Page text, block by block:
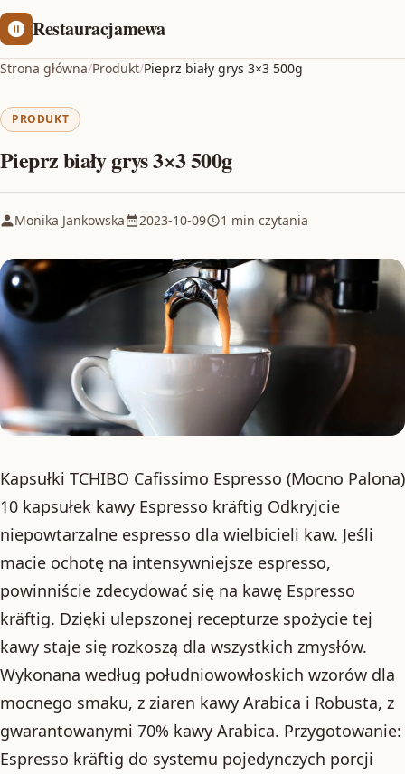
Restauracjamewa
Strona główna/Produkt/Pieprz biały grys 3×3 500g
PRODUKT
Pieprz biały grys 3×3 500g
Monika Jankowska 2023-10-09 1 min czytania
Kapsułki TCHIBO Cafissimo Espresso (Mocno Palona)
10 kapsułek kawy Espresso kräftig Odkryjcie
niepowtarzalne espresso dla wielbicieli kaw. Jeśli
macie ochotę na intensywniejsze espresso,
powinniście zdecydować się na kawę Espresso
kräftig. Dzięki ulepszonej recepturze spożycie tej
kawy staje się rozkoszą dla wszystkich zmysłów.
Wykonana według południowowłoskich wzorów dla
mocnego smaku, z ziaren kawy Arabica i Robusta, z
gwarantowanymi 70% kawy Arabica. Przygotowanie:
Espresso kräftig do systemu pojedynczych porcji